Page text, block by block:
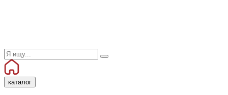
каталог